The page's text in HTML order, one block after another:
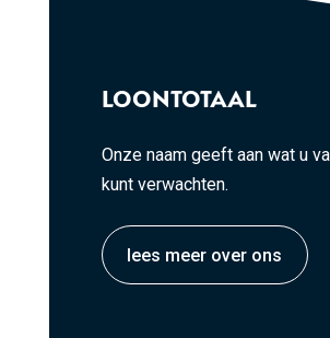
LOONTOTAAL
Onze naam geeft aan wat u
kunt verwachten.
lees meer over ons